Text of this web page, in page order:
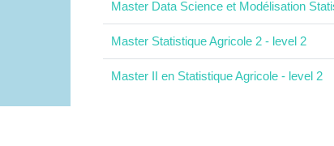
Master Data Science et Modélisation
Master Statistique Agricole 2 - level 2
Master II en Statistique Agricole - level 2